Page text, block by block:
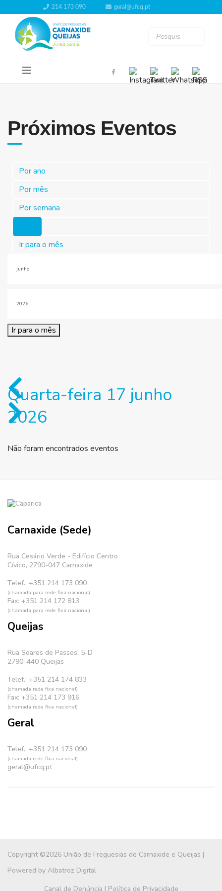
214 173 090 geral@ufcq.pt
Próximos Eventos
Por ano
Por mês
Por semana
Ir para o mês
Ir para o mês
Quarta-feira 17 junho
2026
Não foram encontrados eventos
Carnaxide (Sede)
Rua Cesário Verde - Edifício Centro
Cívico, 2790-047 Carnaxide
Telef.: +351 214 173 090
(chamada para rede fixa nacional)
Fax: +351 214 172 813
(chamada para rede fixa nacional)
Queijas
Rua Soares de Passos, 5-D
2790–440 Queijas
Telef.: +351 214 174 833
(chamada rede fixa nacional)
Fax: +351 214 173 916
(chamada rede fixa nacional)
Geral
Telef.: +351 214 173 090
(chamada rede fixa nacional)
geral@ufcq.pt
Copyright ©2026 União de Freguesias de Carnaxide e Queijas |
Powered by Albatroz Digital
Canal de Denúncia | Política de Privacidade